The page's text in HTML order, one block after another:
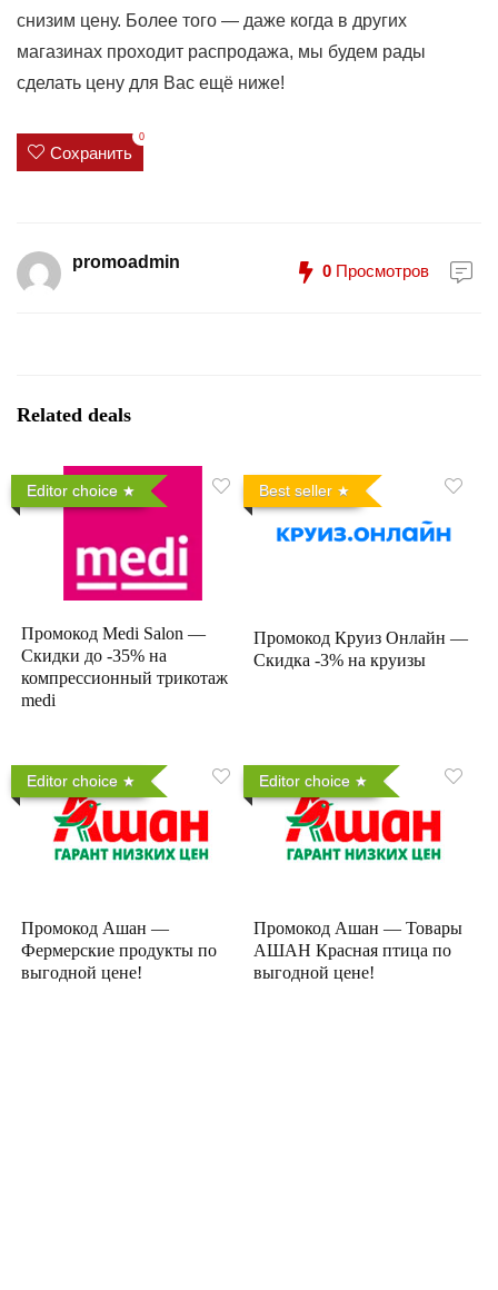
снизим цену. Более того — даже когда в других
магазинах проходит распродажа, мы будем рады
сделать цену для Вас ещё ниже!
Сохранить
0
promoadmin 0 Просмотров
Related deals
Editor choice
Промокод Medi Salon —
Скидки до -35% на
компрессионный трикотаж
medi
Best seller
Промокод Круиз Онлайн —
Скидка -3% на круизы
Editor choice
Промокод Ашан —
Фермерские продукты по
выгодной цене!
Editor choice
Промокод Ашан — Товары
АШАН Красная птица по
выгодной цене!